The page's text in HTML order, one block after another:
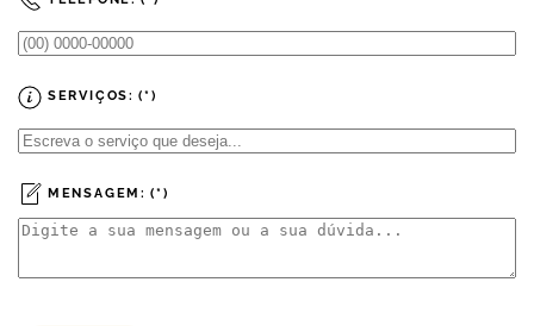
SERVIÇOS: (*)
MENSAGEM: (*)